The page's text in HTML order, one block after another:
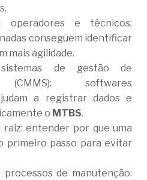
operadores e técnicos:
conseguem identificar
mais agilidade.
de gestão de
(CMMS): softwares
a registrar dados e
o MTBS.
raiz: entender por que uma
primeiro passo para evitar
processos de manutenção: